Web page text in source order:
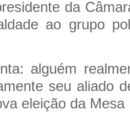
da
ao grupo
alguém
seu aliado
eleição da Mesa